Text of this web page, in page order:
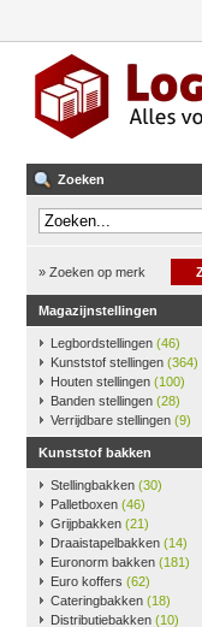
Zoeken
» Zoeken op merk
Magazijnstellingen
Legbordstellingen (46)
Kunststof stellingen (364)
Houten stellingen (100)
Banden stellingen (28)
Verrijdbare stellingen (9)
Kunststof bakken
Stellingbakken (30)
Palletboxen (46)
Grijpbakken (21)
Draaistapelbakken (14)
Euronorm bakken (181)
Euro koffers (62)
Cateringbakken (18)
Distributiebakken (10)